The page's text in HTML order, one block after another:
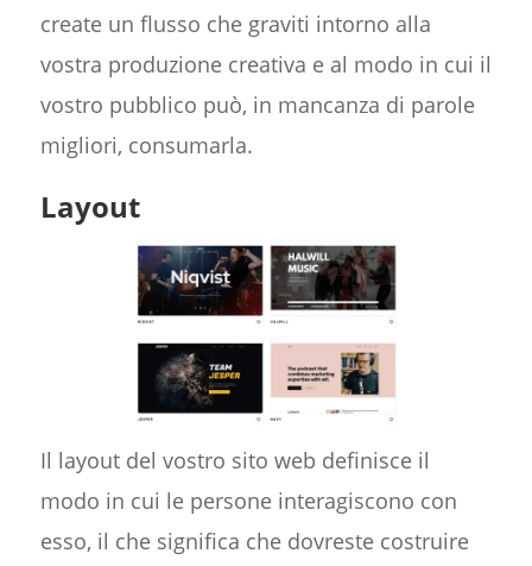
create un flusso che graviti intorno alla
vostra produzione creativa e al modo in cui il
vostro pubblico può, in mancanza di parole
migliori, consumarla.
Layout
Il layout del vostro sito web definisce il
modo in cui le persone interagiscono con
esso, il che significa che dovreste costruire